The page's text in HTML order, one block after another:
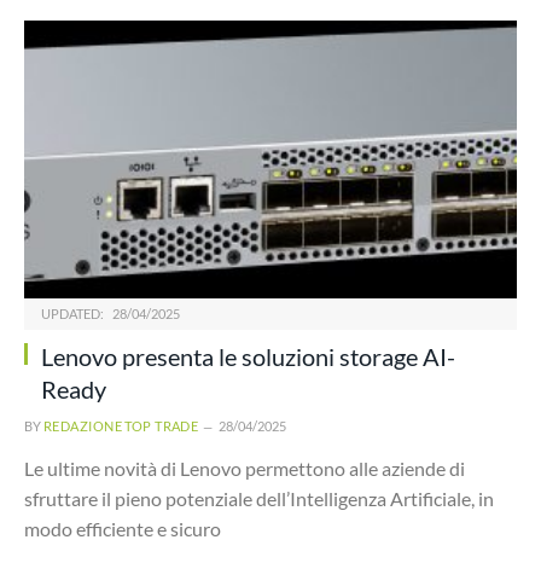
UPDATED: 28/04/2025
Lenovo presenta le soluzioni storage AI-
Ready
BY REDAZIONE TOP TRADE 28/04/2025
Le ultime novità di Lenovo permettono alle aziende di
sfruttare il pieno potenziale dell’Intelligenza Artificiale, in
modo efficiente e sicuro